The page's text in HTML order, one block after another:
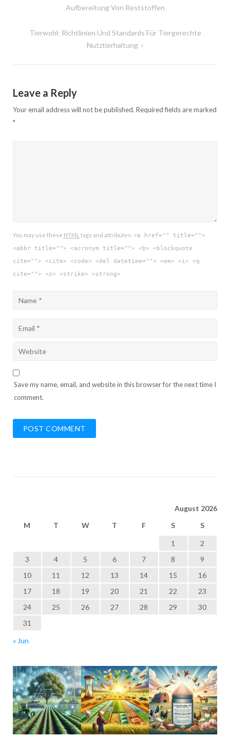
navigationAufbereitung Von Reststoffen
Tierwohl: Richtlinien Und Standards Für Tiergerechte
Nutztierhaltung
Leave a Reply
Your email address will not be published. Required fields are marked
*
You may use these HTML tags and attributes: <a href="" title="">
<abbr title=""> <acronym title=""> <b> <blockquote
cite=""> <cite> <code> <del datetime=""> <em> <i> <q
cite=""> <s> <strike> <strong>
Save my name, email, and website in this browser for the next time I
comment.
August 2026
M
T W T F S S
1
2
3
4 5 6 7 8
9
10
11 12 13 14 15
16
17
18 19 20 21 22
23
24
25 26 27 28 29
30
31
« Jun